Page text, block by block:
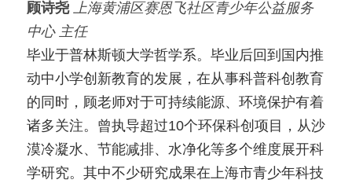
顾诗尧
上海黄浦区赛恩飞社区青少年公益服务
中心 主任
毕业于普林斯顿大学哲学系。毕业后回到国内推
动中小学创新教育的发展，在从事科普科创教育
的同时，顾老师对于可持续能源、环境保护有着
诸多关注。曾执导超过10个环保科创项目，从沙
漠冷凝水、节能减排、水净化等多个维度展开科
学研究。其中不少研究成果在上海市青少年科技